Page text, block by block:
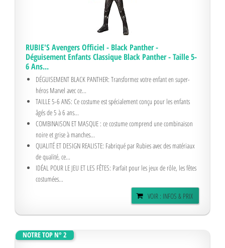
RUBIE'S Avengers Officiel - Black Panther -
Déguisement Enfants Classique Black Panther - Taille 5-
6 Ans...
DÉGUISEMENT BLACK PANTHER: Transformez votre enfant en super-
héros Marvel avec ce...
TAILLE 5-6 ANS: Ce costume est spécialement conçu pour les enfants
âgés de 5 à 6 ans...
COMBINAISON ET MASQUE : ce costume comprend une combinaison
noire et grise à manches...
QUALITÉ ET DESIGN REALISTE: Fabriqué par Rubies avec des matériaux
de qualité, ce...
IDÉAL POUR LE JEU ET LES FÊTES: Parfait pour les jeux de rôle, les fêtes
costumées...
VOIR : INFOS & PRIX
NOTRE TOP N° 2